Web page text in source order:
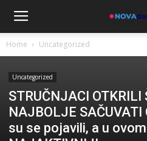
Home Uncategorized
Uncategorized
STRUČNJACI OTKRILI
NAJBOLJE SAČUVATI
su se pojavili, a u